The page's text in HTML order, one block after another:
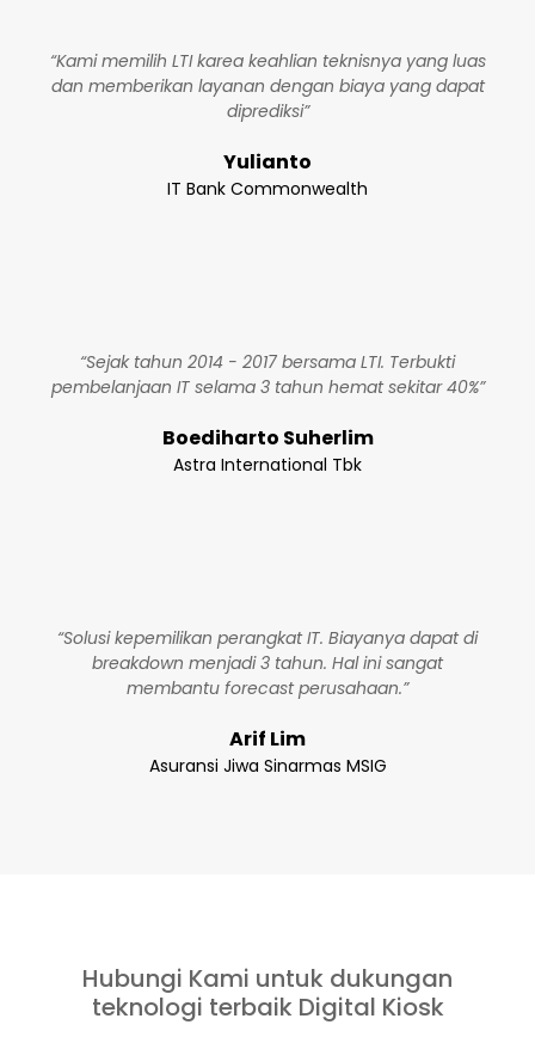
“Kami memilih LTI karea keahlian teknisnya yang luas
dan memberikan layanan dengan biaya yang dapat
diprediksi”
Yulianto
IT Bank Commonwealth
“Sejak tahun 2014 - 2017 bersama LTI. Terbukti
pembelanjaan IT selama 3 tahun hemat sekitar 40%”
Boediharto Suherlim
Astra International Tbk
“Solusi kepemilikan perangkat IT. Biayanya dapat di
breakdown menjadi 3 tahun. Hal ini sangat
membantu forecast perusahaan.”
Arif Lim
Asuransi Jiwa Sinarmas MSIG
Hubungi Kami untuk dukungan
teknologi terbaik Digital Kiosk